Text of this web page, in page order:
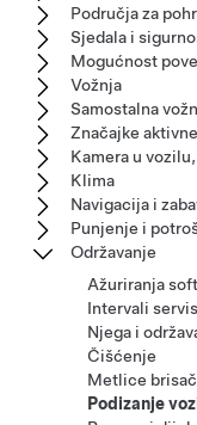
Područja za
Sjedala i
Mogućnost
Vožnja
Samostalna
Značajke
Kamera u
Klima
Navigacija i
Punjenje i
Održavanje
Ažuriranja
Intervali
Njega i
Čišćenje
Metlice
Podizanje